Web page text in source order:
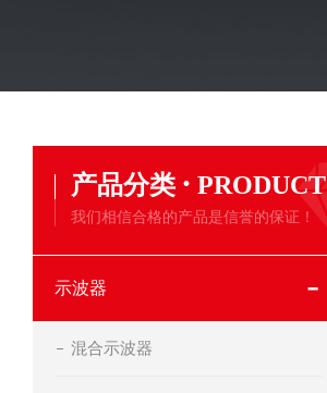
产品分类 · PRODUCT
我们相信合格的产品是信誉的保证！
示波器
混合示波器